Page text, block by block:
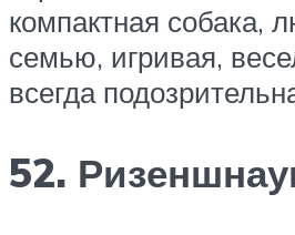
компактная собака,
семью, игривая,
всегда
52.